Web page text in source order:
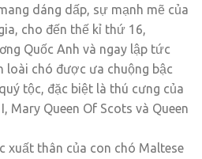
dáng dấp, sự mạnh mẽ của
cho đến thế kỉ thứ 16,
Quốc Anh và ngay lập tức
loài chó được ưa chuộng bậc
tộc, đặc biệt là thú cưng của
Mary Queen Of Scots và Queen
xuất thân của con chó Maltese